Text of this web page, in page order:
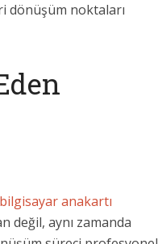
dönüşüm noktaları
bilgisayar anakartı
değil, aynı zamanda